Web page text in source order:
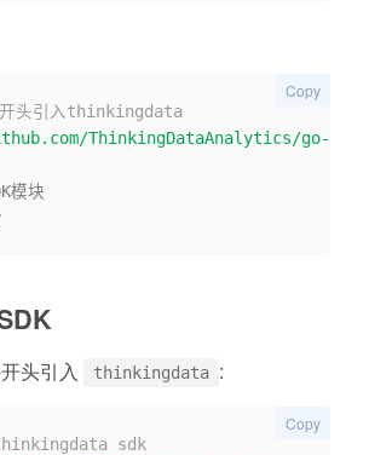
头引入thinkingdata
ThinkingDataAnalytics/go-
Copy
头引入 thinkingdata :
sdk
Copy